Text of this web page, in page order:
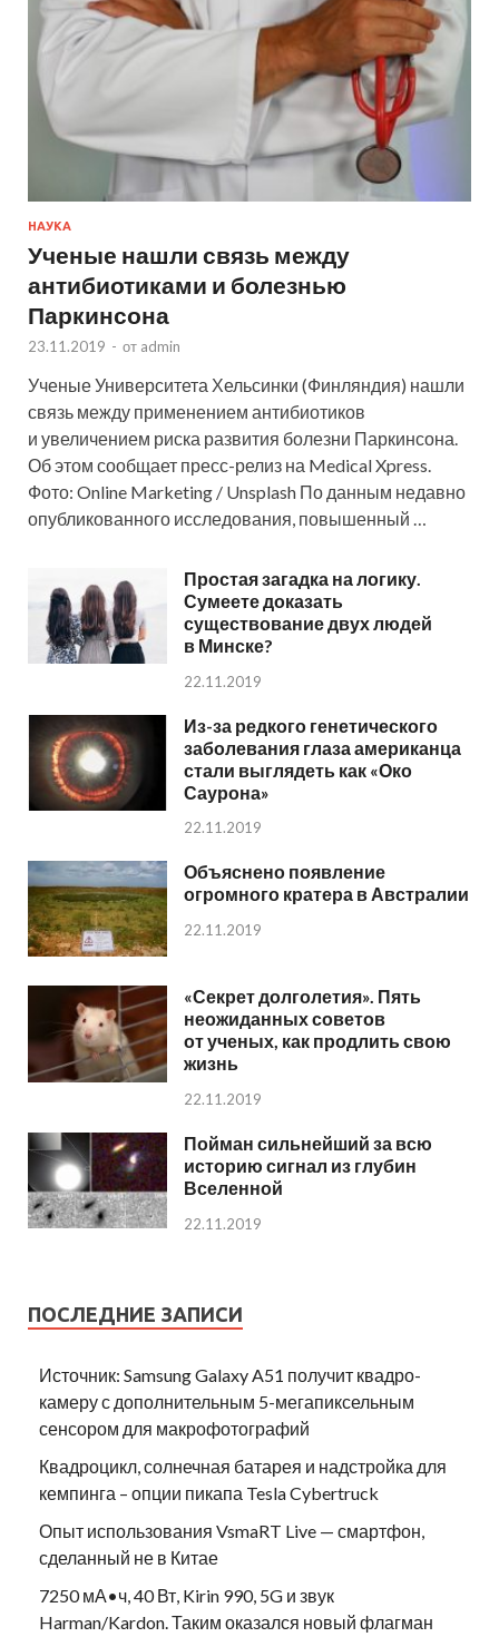
НАУКА
Ученые нашли связь между
антибиотиками и болезнью
Паркинсона
23.11.2019 - от admin
Ученые Университета Хельсинки (Финляндия) нашли
связь между применением антибиотиков
и увеличением риска развития болезни Паркинсона.
Об этом сообщает пресс-релиз на Medical Xpress.
Фото: Online Marketing / Unsplash По данным недавно
опубликованного исследования, повышенный …
Простая загадка на логику.
Сумеете доказать
существование двух людей
в Минске?
22.11.2019
Из-за редкого генетического
заболевания глаза американца
стали выглядеть как «Око
Саурона»
22.11.2019
Объяснено появление
огромного кратера в Австралии
22.11.2019
«Секрет долголетия». Пять
неожиданных советов
от ученых, как продлить свою
жизнь
22.11.2019
Пойман сильнейший за всю
историю сигнал из глубин
Вселенной
22.11.2019
ПОСЛЕДНИЕ ЗАПИСИ
Источник: Samsung Galaxy A51 получит квадро-
камеру с дополнительным 5-мегапиксельным
сенсором для макрофотографий
Квадроцикл, солнечная батарея и надстройка для
кемпинга – опции пикапа Tesla Cybertruck
Опыт использования VsmaRT Live — смартфон,
сделанный не в Китае
7250 мА•ч, 40 Вт, Kirin 990, 5G и звук
Harman/Kardon. Таким оказался новый флагман